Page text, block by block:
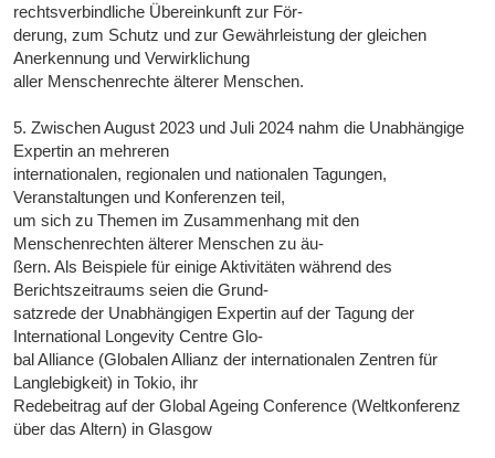
rechtsverbindliche Übereinkunft zur För-
derung, zum Schutz und zur Gewährleistung der gleichen
Anerkennung und Verwirklichung
aller Menschenrechte älterer Menschen.
5. Zwischen August 2023 und Juli 2024 nahm die Unabhängige
Expertin an mehreren
internationalen, regionalen und nationalen Tagungen,
Veranstaltungen und Konferenzen teil,
um sich zu Themen im Zusammenhang mit den
Menschenrechten älterer Menschen zu äu-
ßern. Als Beispiele für einige Aktivitäten während des
Berichtszeitraums seien die Grund-
satzrede der Unabhängigen Expertin auf der Tagung der
International Longevity Centre Glo-
bal Alliance (Globalen Allianz der internationalen Zentren für
Langlebigkeit) in Tokio, ihr
Redebeitrag auf der Global Ageing Conference (Weltkonferenz
über das Altern) in Glasgow